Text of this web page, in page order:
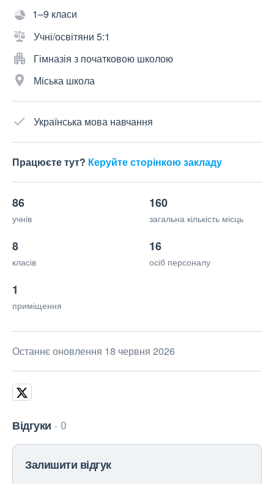
1–9 класи
Учні/освітяни 5:1
Гімназія з початковою школою
Міська школа
Українська мова навчання
Працюєте тут? Керуйте сторінкою закладу
86
учнів
160
загальна кількість місць
8
класів
16
осіб персоналу
1
приміщення
Останнє оновлення 18 червня 2026
Відгуки 0
Залишити відгук